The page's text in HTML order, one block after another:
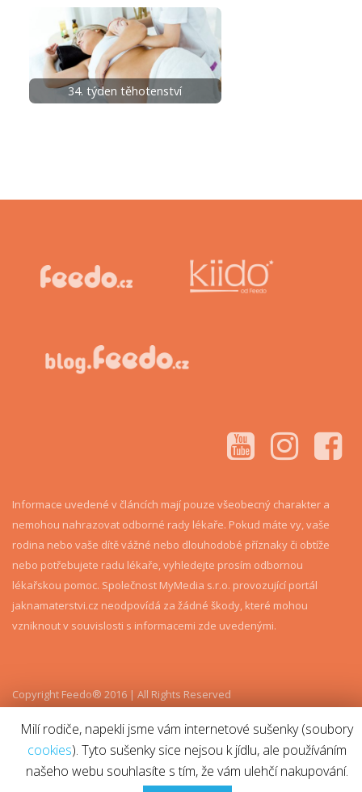
34. týden těhotenství
Informace uvedené v článcích mají pouze všeobecný charakter a
nemohou nahrazovat odborné rady lékaře. Pokud máte vy, vaše
rodina nebo vaše dítě vážné nebo dlouhodobé příznaky či obtíže
nebo potřebujete radu lékaře, vyhledejte prosím odbornou
lékařskou pomoc. Společnost MyMedia s.r.o. provozující portál
jaknamaterstvi.cz neodpovídá za žádné škody, které mohou
vzniknout v souvislosti s informacemi zde uvedenými.
Copyright Feedo® 2016 | All Rights Reserved
Milí rodiče, napekli jsme vám internetové sušenky (soubory
cookies). Tyto sušenky sice nejsou k jídlu, ale používáním
našeho webu souhlasíte s tím, že vám ulehčí nakupování.